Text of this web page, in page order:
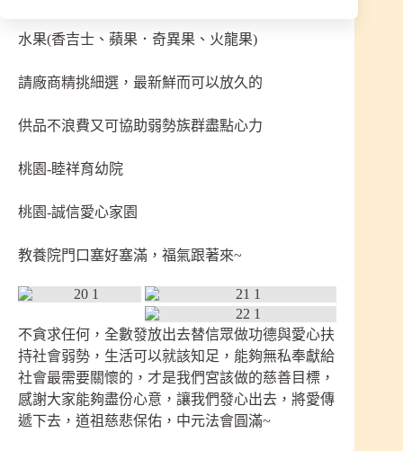
水果(香吉士、蘋果．奇異果、火龍果)
請廠商精挑細選，最新鮮而可以放久的
供品不浪費又可協助弱勢族群盡點心力
桃園-睦祥育幼院
桃園-誠信愛心家園
教養院門口塞好塞滿，福氣跟著來~
不貪求任何，全數發放出去替信眾做功德與愛心扶
持社會弱勢，生活可以就該知足，能夠無私奉獻給
社會最需要關懷的，才是我們宮該做的慈善目標，
感謝大家能夠盡份心意，讓我們發心出去，將愛傳
遞下去，道祖慈悲保佑，中元法會圓滿~